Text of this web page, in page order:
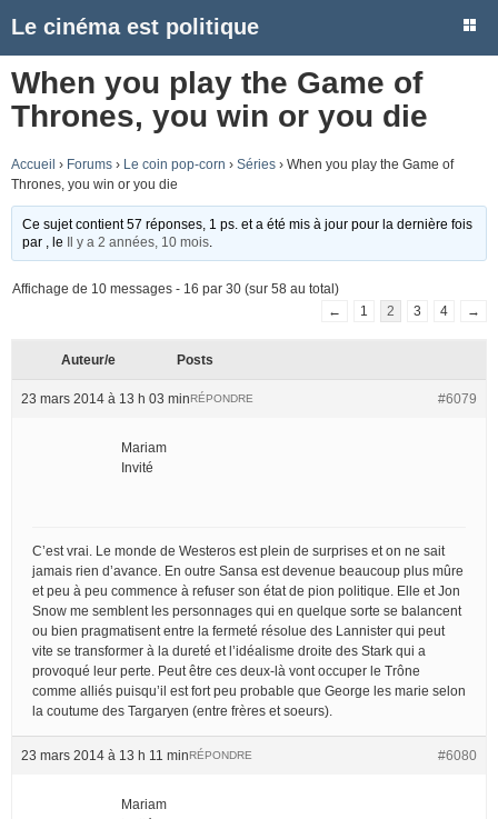
Le cinéma est politique
When you play the Game of
Thrones, you win or you die
Accueil › Forums › Le coin pop-corn › Séries › When you play the Game of
Thrones, you win or you die
Ce sujet contient 57 réponses, 1 ps. et a été mis à jour pour la dernière fois
par
, le Il y a 2 années, 10 mois
Affichage de 10 messages - 16 par 30 (sur 58 au total)
←
1 2 3 4 →
Auteur/e Posts
23 mars 2014 à 13 h 03 min #6079
RÉPONDRE
Mariam
Invité
C’est vrai. Le monde de Westeros est plein de surprises et on ne sait
jamais rien d’avance. En outre Sansa est devenue beaucoup plus mûre
et peu à peu commence à refuser son état de pion politique. Elle et Jon
Snow me semblent les personnages qui en quelque sorte se balancent
ou bien pragmatisent entre la fermeté résolue des Lannister qui peut
vite se transformer à la dureté et l’idéalisme droite des Stark qui a
provoqué leur perte. Peut être ces deux-là vont occuper le Trône
comme alliés puisqu’il est fort peu probable que George les marie selon
la coutume des Targaryen (entre frères et soeurs).
23 mars 2014 à 13 h 11 min #6080
RÉPONDRE
Mariam